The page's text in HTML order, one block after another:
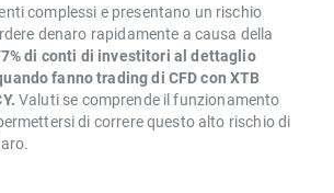
complessi e presentano un rischio
denaro rapidamente a causa della
di conti di investitori al dettaglio
fanno trading di CFD con XTB
Valuti se comprende il funzionamento
di correre questo alto rischio di